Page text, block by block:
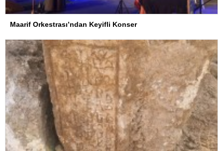
Maarif Orkestrası’ndan Keyifli Konser